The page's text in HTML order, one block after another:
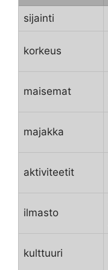
sijainti
korkeus
maisemat
majakka
aktiviteetit
ilmasto
kulttuuri